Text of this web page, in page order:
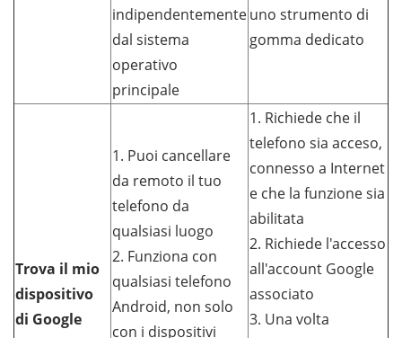
indipendentemente
dal sistema
operativo
principale
uno strumento di
gomma dedicato
Trova il mio
dispositivo
di Google
1. Puoi cancellare
da remoto il tuo
telefono da
qualsiasi luogo
2. Funziona con
qualsiasi telefono
Android, non solo
con i dispositivi
1. Richiede che il
telefono sia acceso,
connesso a Internet
e che la funzione sia
abilitata
2. Richiede l'accesso
all'account Google
associato
3. Una volta